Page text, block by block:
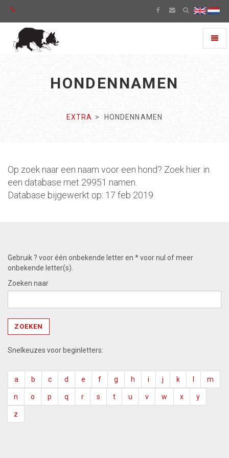
HONDENNAMEN
EXTRA HONDENNAMEN
Op zoek naar een naam voor een hond? Zoek hier in
een database met 29951 namen.
Database bijgewerkt op: 17 feb 2019
Gebruik ? voor één onbekende letter en * voor nul of meer
onbekende letter(s).
Zoeken naar
Snelkeuzes voor beginletters:
a b c d e f g h i j k m
n o p q r s t u v w x y
z